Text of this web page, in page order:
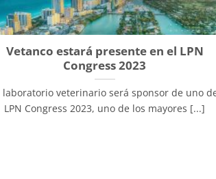
Vetanco estará presente en el LPN
Congress 2023
laboratorio veterinario será sponsor de uno
LPN Congress 2023, uno de los mayores [...]